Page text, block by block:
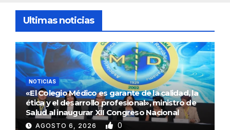
Ultimas noticias
NOTICIAS
«El Colegio Médico es garante de la calidad, la
ética y el desarrollo profesional», ministro de
Salud al inaugurar XII Congreso Nacional
AGOSTO 6, 2026 0